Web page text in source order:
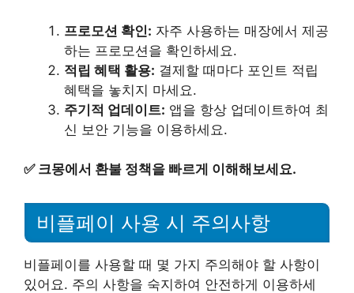
프로모션 확인: 자주 사용하는 매장에서 제공
하는 프로모션을 확인하세요.
적립 혜택 활용: 결제할 때마다 포인트 적립
혜택을 놓치지 마세요.
주기적 업데이트: 앱을 항상 업데이트하여 최
신 보안 기능을 이용하세요.
✅ 크몽에서 환불 정책을 빠르게 이해해보세요.
비플페이 사용 시 주의사항
비플페이를 사용할 때 몇 가지 주의해야 할 사항이
있어요. 주의 사항을 숙지하여 안전하게 이용하세